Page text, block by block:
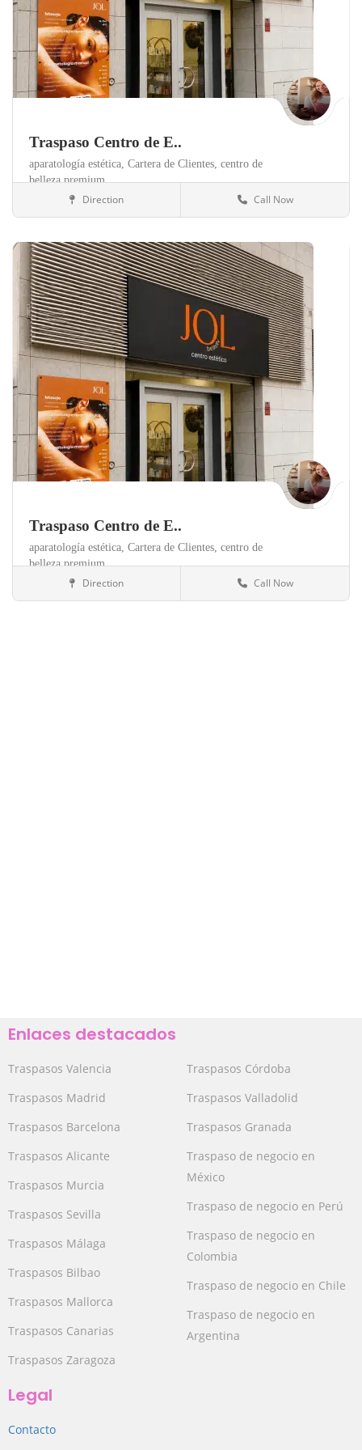
Traspaso Centro de E..
aparatología estética, Cartera de Clientes, centro de
belleza premium,
ClínicasDirection Call Now
Traspaso Centro de E..
aparatología estética, Cartera de Clientes, centro de
belleza premium,
ClínicasDirection Call Now
Enlaces destacados
Traspasos Valencia
Traspasos Madrid
Traspasos Barcelona
Traspasos Alicante
Traspasos Murcia
Traspasos Sevilla
Traspasos Málaga
Traspasos Bilbao
Traspasos Mallorca
Traspasos Canarias
Traspasos Zaragoza
Traspasos Córdoba
Traspasos Valladolid
Traspasos Granada
Traspaso de negocio en
México
Traspaso de negocio en Perú
Traspaso de negocio en
Colombia
Traspaso de negocio en Chile
Traspaso de negocio en
Argentina
Legal
Contacto